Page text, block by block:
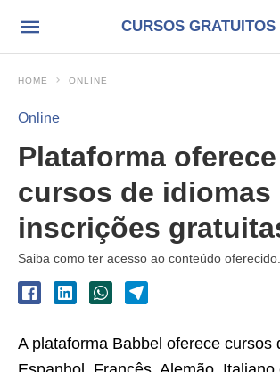
CURSOS GRATUITOS
HOME ONLINE
Online
Plataforma
cursos de idiomas
inscrições
Saiba como ter acesso ao conteúdo oferecido.
A plataforma Babbel oferece cursos